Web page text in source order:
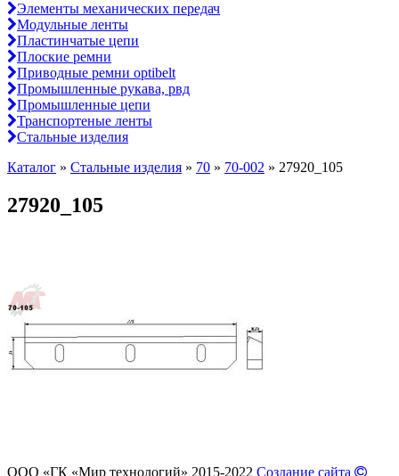
Элементы механических передач
Модульные ленты
Пластинчатые цепи
Плоские ремни
Приводные ремни optibelt
Промышленные рукава, рвд
Промышленные цепи
Транспортеные ленты
Стальные изделия
Каталог » Стальные изделия » 70 » 70-002 » 27920_105
27920_105
ООО «ГК «Мир технологий» 2015-2022 Создание сайта